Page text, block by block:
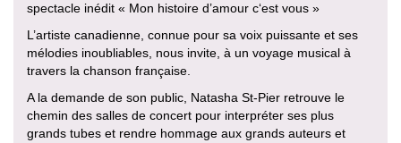
spectacle inédit « Mon histoire d’amour c‘est vous »
L’artiste canadienne, connue pour sa voix puissante et ses
mélodies inoubliables, nous invite, à un voyage musical à
travers la chanson française.
A la demande de son public, Natasha St-Pier retrouve le
chemin des salles de concert pour interpréter ses plus
grands tubes et rendre hommage aux grands auteurs et